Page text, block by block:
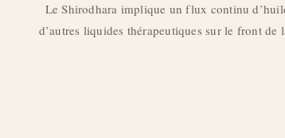
Le Shirodhara implique un flux continu
d’autres liquides thérapeutiques sur le front